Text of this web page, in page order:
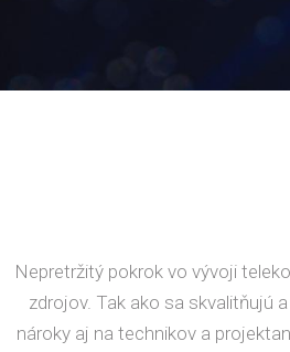
Nepretržitý pokrok vo vývoji
zdrojov. Tak ako sa skvalitňujú
nároky aj na technikov a